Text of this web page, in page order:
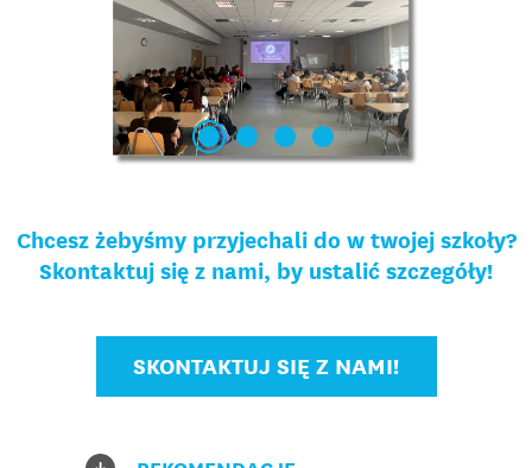
Chcesz żebyśmy przyjechali do w twojej szkoły?
Skontaktuj się z nami, by ustalić szczegóły!
SKONTAKTUJ SIĘ Z NAMI!